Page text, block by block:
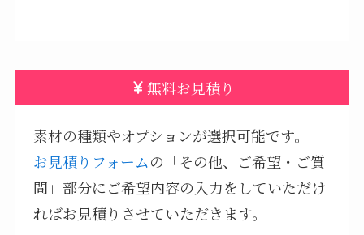
無料お見積り
素材の種類やオプションが選択可能です。
お見積りフォームの「その他、ご希望・ご質
問」部分にご希望内容の入力をしていただけ
ればお見積りさせていただきます。